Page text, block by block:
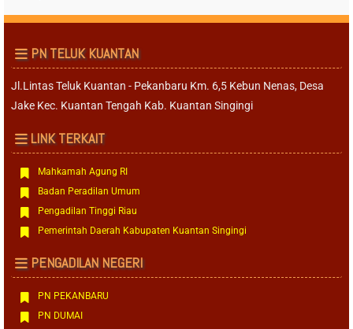
PN TELUK KUANTAN
Jl.Lintas Teluk Kuantan - Pekanbaru Km. 6,5 Kebun Nenas, Desa
Jake Kec. Kuantan Tengah Kab. Kuantan Singingi
LINK TERKAIT
Mahkamah Agung RI
Badan Peradilan Umum
Pengadilan Tinggi Riau
Pemerintah Daerah Kabupaten Kuantan Singingi
PENGADILAN NEGERI
PN PEKANBARU
PN DUMAI